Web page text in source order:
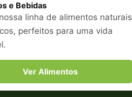
e Bebidas
linha de alimentos naturais
perfeitos para uma vida
Ver Alimentos